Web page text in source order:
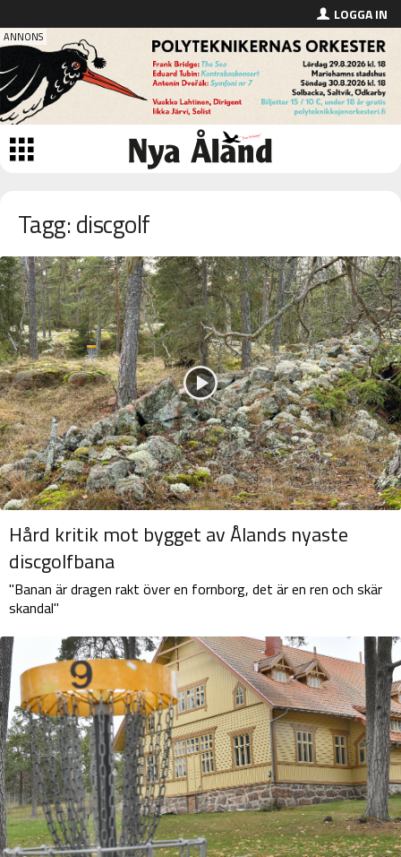
LOGGA IN
Tagg: discgolf
Hård kritik mot bygget av Ålands nyaste
discgolfbana
"Banan är dragen rakt över en fornborg, det är en ren och skär
skandal"